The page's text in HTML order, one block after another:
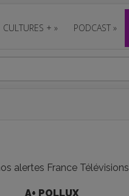
CULTURES + » PODCAST »
alertes France Télévisions
A+ POLLUX